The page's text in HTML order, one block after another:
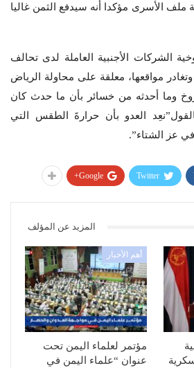
ملف الأسرى مؤكدا أنه سيدفع الثمن غاليا
الشركات الأجنبية العاملة لدى تحالف
وتغادر مواقعها، معلقة على محاولة الرياض
وما أحدثه من خسائر بأن ما حدث كان
العدو بأن حرارةَ الطقس التي
عز الشتاء”.
Twitter
Google+
المزيد عن المؤلف
أهم الأخبار
مؤتمر لعلماء اليمن تحت
عنوان “علماء اليمن في